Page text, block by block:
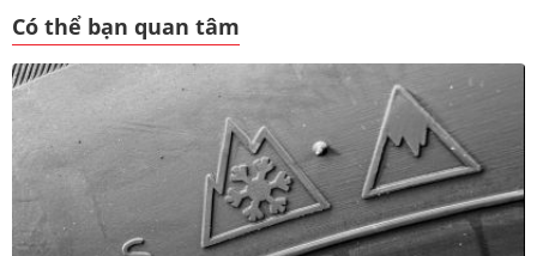
Có thể bạn quan tâm